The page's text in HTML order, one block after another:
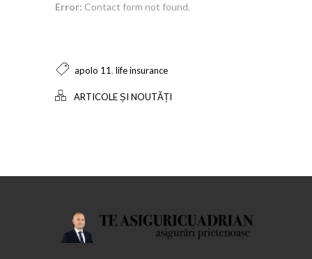
Error: Contact form not found.
apolo 11, life insurance
ARTICOLE ȘI NOUTĂȚI